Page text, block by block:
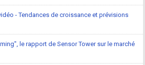
- Tendances de croissance et prévisions
le rapport de Sensor Tower sur le marché